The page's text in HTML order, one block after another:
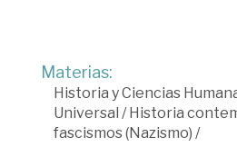
Materias:
Historia y Ciencias
Universal /Historia
fascismos (Nazismo) /